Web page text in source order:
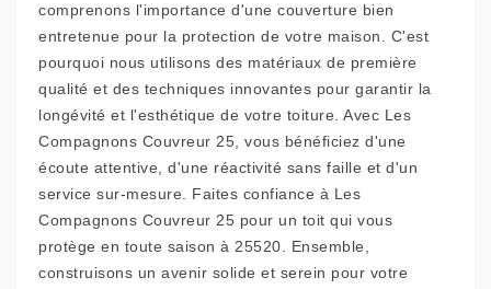
comprenons l'importance d'une couverture bien
entretenue pour la protection de votre maison. C'est
pourquoi nous utilisons des matériaux de première
qualité et des techniques innovantes pour garantir la
longévité et l'esthétique de votre toiture. Avec Les
Compagnons Couvreur 25, vous bénéficiez d'une
écoute attentive, d'une réactivité sans faille et d'un
service sur-mesure. Faites confiance à Les
Compagnons Couvreur 25 pour un toit qui vous
protège en toute saison à 25520. Ensemble,
construisons un avenir solide et serein pour votre